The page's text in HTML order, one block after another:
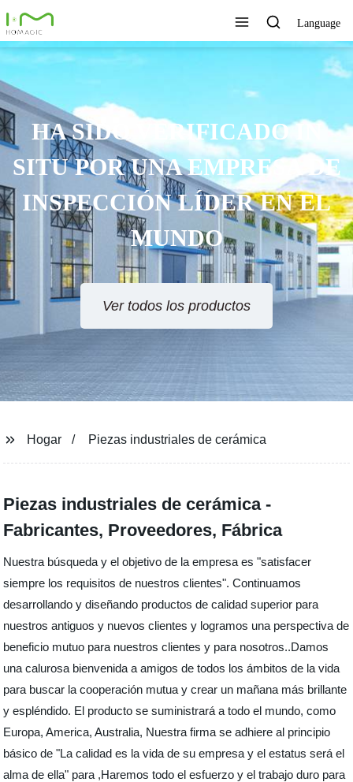
Language
HA SIDO VERIFICADO IN
SITU POR UNA EMPRESA DE
INSPECCIÓN LÍDER EN EL
MUNDO
Ver todos los productos
Hogar Piezas industriales de cerámica
Piezas industriales de cerámica -
Fabricantes, Proveedores, Fábrica
Nuestra búsqueda y el objetivo de la empresa es "satisfacer
siempre los requisitos de nuestros clientes". Continuamos
desarrollando y diseñando productos de calidad superior para
nuestros antiguos y nuevos clientes y logramos una perspectiva de
beneficio mutuo para nuestros clientes y para nosotros..Damos
una calurosa bienvenida a amigos de todos los ámbitos de la vida
para buscar la cooperación mutua y crear un mañana más brillante
y espléndido. El producto se suministrará a todo el mundo, como
Europa, America, Australia, Nuestra firma se adhiere al principio
básico de "La calidad es la vida de su empresa y el estatus será el
alma de ella" para ,Haremos todo el esfuerzo y el trabajo duro para